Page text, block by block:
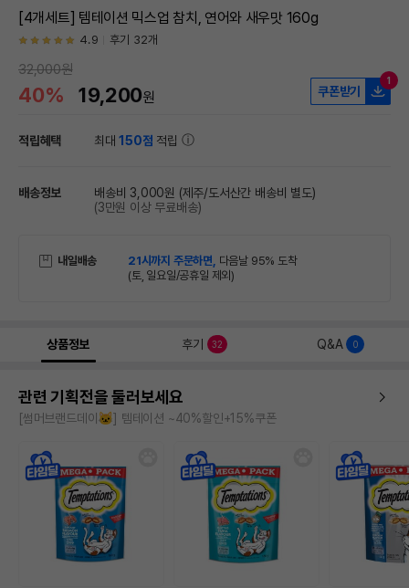
[4개세트] 템테이션 믹스업 참치, 연어와 새우맛 160g
4.9 후기 32개
32,000원
40% 19,200원 쿠폰받기
1
적립혜택 최대150점 적립
배송정보 배송비 3,000원 (제주/도서산간 배송비 별도)
(3만원 이상 무료배송)
내일배송 21시까지 주문하면, 다음날 95% 도착
(토, 일요일/공휴일 제외)
상품정보 후기 32 Q&A 0
관련 기획전을 둘러보세요
[썸머브랜드데이🐱] 템테이션 ~40%할인+15%쿠폰